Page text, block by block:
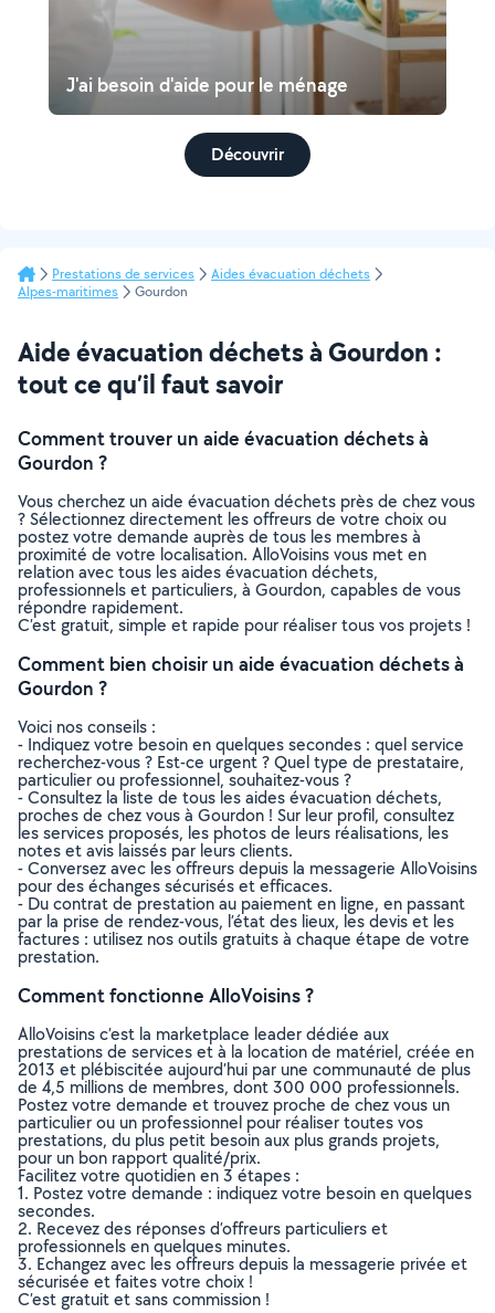
J'ai besoin d'aide pour le ménage
Découvrir
Prestations de services
Aides évacuation déchets
Alpes-maritimes
Gourdon
Aide évacuation déchets à Gourdon :
tout ce qu’il faut savoir
Comment trouver un aide évacuation déchets à
Gourdon ?
Vous cherchez un aide évacuation déchets près de chez vous
? Sélectionnez directement les offreurs de votre choix ou
postez votre demande auprès de tous les membres à
proximité de votre localisation. AlloVoisins vous met en
relation avec tous les aides évacuation déchets,
professionnels et particuliers, à Gourdon, capables de vous
répondre rapidement.
C’est gratuit, simple et rapide pour réaliser tous vos projets !
Comment bien choisir un aide évacuation déchets à
Gourdon ?
Voici nos conseils :
- Indiquez votre besoin en quelques secondes : quel service
recherchez-vous ? Est-ce urgent ? Quel type de prestataire,
particulier ou professionnel, souhaitez-vous ?
- Consultez la liste de tous les aides évacuation déchets,
proches de chez vous à Gourdon ! Sur leur profil, consultez
les services proposés, les photos de leurs réalisations, les
notes et avis laissés par leurs clients.
- Conversez avec les offreurs depuis la messagerie AlloVoisins
pour des échanges sécurisés et efficaces.
- Du contrat de prestation au paiement en ligne, en passant
par la prise de rendez-vous, l’état des lieux, les devis et les
factures : utilisez nos outils gratuits à chaque étape de votre
prestation.
Comment fonctionne AlloVoisins ?
AlloVoisins c’est la marketplace leader dédiée aux
prestations de services et à la location de matériel, créée en
2013 et plébiscitée aujourd’hui par une communauté de plus
de 4,5 millions de membres, dont 300 000 professionnels.
Postez votre demande et trouvez proche de chez vous un
particulier ou un professionnel pour réaliser toutes vos
prestations, du plus petit besoin aux plus grands projets,
pour un bon rapport qualité/prix.
Facilitez votre quotidien en 3 étapes :
1. Postez votre demande : indiquez votre besoin en quelques
secondes.
2. Recevez des réponses d’offreurs particuliers et
professionnels en quelques minutes.
3. Echangez avec les offreurs depuis la messagerie privée et
sécurisée et faites votre choix !
C’est gratuit et sans commission !